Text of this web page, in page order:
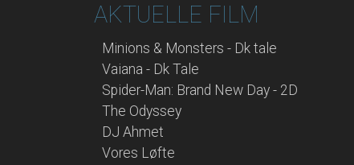
AKTUELLE FILM
Minions & Monsters - Dk tale
Vaiana - Dk Tale
Spider-Man: Brand New Day - 2D
The Odyssey
DJ Ahmet
Vores Løfte